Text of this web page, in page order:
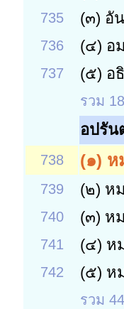
735 (๓) อั
736 (๔) อ
737 (๕) อ
รวม
อปรัน
738 (๑)
739 (๒) ห
740 (๓) ห
741 (๔) ห
742 (๕) ห
รวม